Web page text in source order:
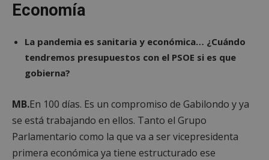
Economía
La pandemia es sanitaria y económica… ¿Cuándo
tendremos presupuestos con el PSOE si es que
gobierna?
MB.En 100 días. Es un compromiso de Gabilondo y ya
se está trabajando en ellos. Tanto el Grupo
Parlamentario como la que va a ser vicepresidenta
primera económica ya tiene estructurado ese